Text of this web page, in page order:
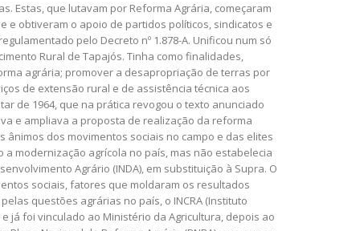
Estas, que lutavam por Reforma Agrária, começaram
e obtiveram o apoio de partidos políticos, sindicatos e
pelo Decreto nº 1.878-A. Unificou num só
Rural de Tapajós. Tinha como finalidades,
agrária; promover a desapropriação de terras por
de extensão rural e de assistência técnica aos
de 1964, que na prática revogou o texto anunciado
e ampliava a proposta de realização da reforma
ânimos dos movimentos sociais no campo e das elites
modernização agrícola no país, mas não estabelecia
Agrário (INDA), em substituição à Supra. O
sociais, fatores que moldaram os resultados
questões agrárias no país, o INCRA (Instituto
já foi vinculado ao Ministério da Agricultura, depois ao